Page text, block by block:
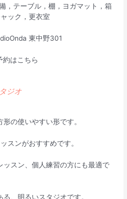
，テーブル，棚，ヨガマット，箱
ック，更衣室
東中野301
はこちら
ジオ
の使いやすい形です。
スンがおすすめです。
ッスン、個人練習の方にも最適で
、明るいスタジオです。